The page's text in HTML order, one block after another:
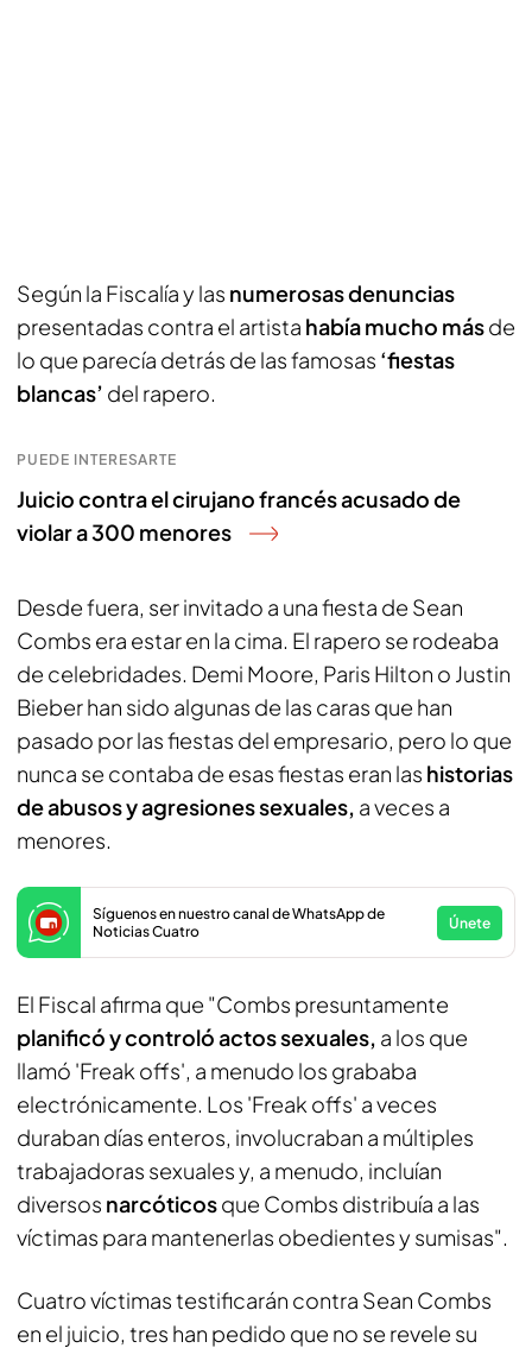
Según la Fiscalía y las numerosas denuncias
presentadas contra el artista había mucho másde
lo que parecía detrás de las famosas ‘fiestas
blancas’ del rapero.
PUEDE INTERESARTE
Juicio contra el cirujano francés acusado de
violar a 300 menores
Desde fuera, ser invitado a una fiesta de Sean
Combs era estar en la cima. El rapero se rodeaba
de celebridades. Demi Moore, Paris Hilton o Justin
Bieber han sido algunas de las caras que han
pasado por las fiestas del empresario, pero lo que
nunca se contaba de esas fiestas eran las historias
de abusos y agresiones sexuales, a veces a
menores.
Síguenos en nuestro canal de WhatsApp de
Noticias Cuatro
Únete
El Fiscal afirma que "Combs presuntamente
planificó y controló actos sexuales, a los que
llamó 'Freak offs', a menudo los grababa
electrónicamente. Los 'Freak offs' a veces
duraban días enteros, involucraban a múltiples
trabajadoras sexuales y, a menudo, incluían
diversos narcóticosque Combs distribuía a las
víctimas para mantenerlas obedientes y sumisas".
Cuatro víctimas testificarán contra Sean Combs
en el juicio, tres han pedido que no se revele su